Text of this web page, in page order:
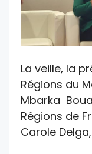
La veille, la
Régions du
Mbarka
Régions de
Carole